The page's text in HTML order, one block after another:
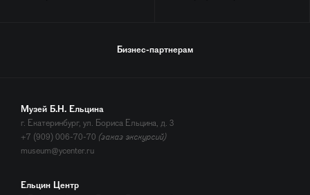
Бизнес-партнерам
Музей Б.Н. Ельцина
г. Екатеринбург, ул. Бориса Ельцина, д. 3
+7 (909) 006-70-70 (заказ экскурсий)
museum@ycenter.ru
Ельцин Центр